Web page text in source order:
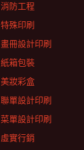
消防工程
特殊印刷
畫冊設計印刷
紙箱包裝
美妝彩盒
聯單設計印刷
菜單設計印刷
虛實行銷